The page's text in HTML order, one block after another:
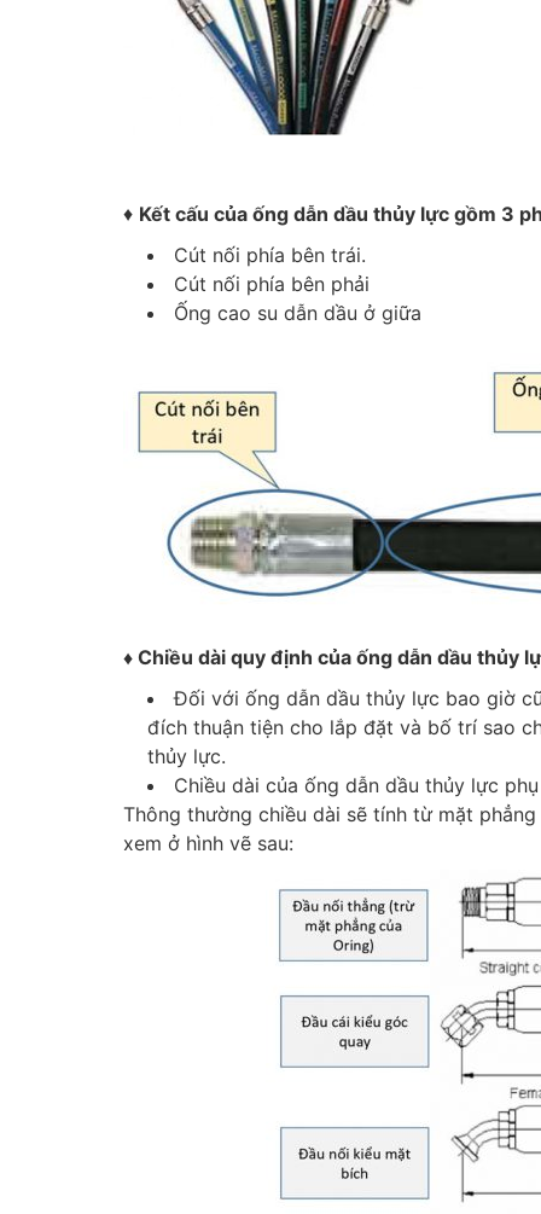
♦ Kết cấu của ống dẫn dầu thủy lực gồm 3
Cút nối phía bên trái.
Cút nối phía bên phải
Ống cao su dẫn dầu ở giữa
♦ Chiều dài quy định của ống dẫn dầu thủy
Đối với ống dẫn dầu thủy lực bao giờ
đích thuận tiện cho lắp đặt và bố trí sao
thủy lực.
Chiều dài của ống dẫn dầu thủy lực
Thông thường chiều dài sẽ tính từ mặt
xem ở hình vẽ sau: